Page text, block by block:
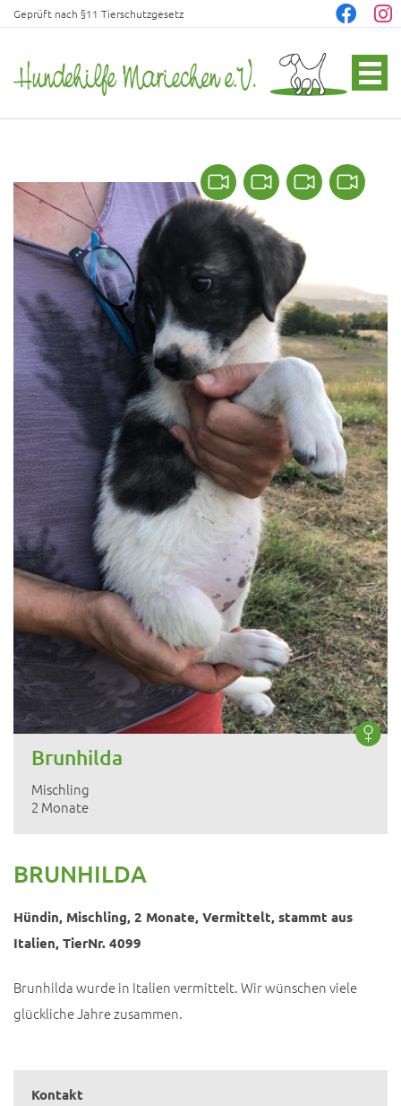
Geprüft nach §11 Tierschutzgesetz
Brunhilda
Mischling
2 Monate
BRUNHILDA
Hündin, Mischling, 2 Monate, Vermittelt, stammt aus
Italien, TierNr. 4099
Brunhilda wurde in Italien vermittelt. Wir wünschen viele
glückliche Jahre zusammen.
Kontakt